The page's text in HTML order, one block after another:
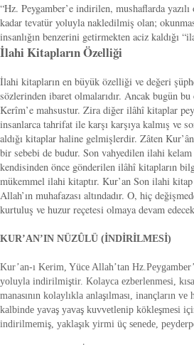
“Hz. Peygamber’e indirilen, mushaflarda
kadar tevatür yoluyla nakledilmiş olan;
insanlığın benzerini getirmekten aciz kaldığı
İlahi Kitapların Özelliği
İlahi kitapların en büyük özelliği ve değeri
sözlerinden ibaret olmalarıdır. Ancak bugün bu
Kerîm’e mahsustur. Zira diğer ilâhî kitaplar
insanlarca tahrifat ile karşı karşıya kalmış ve
aldığı kitaplar haline gelmişlerdir. Zâten
bir sebebi de budur. Son vahyedilen ilahi
kendisinden önce gönderilen ilâhî kitapların
mükemmel ilahi kitaptır. Kur’an Son ilahi
Allah’ın muhafazası altındadır. O, hiç
kurtuluş ve huzur reçetesi olmaya devam
KUR’AN’IN NÜZÛLÜ (İNDİRİLMESİ)
Kur’an-ı Kerim, Yüce Allah’tan
yoluyla indirilmiştir. Kolayca ezberlenmesi, kısa
manasının kolaylıkla anlaşılması, inançların
kalbinde yavaş yavaş kuvvetlenip kökleşmesi
indirilmemiş, yaklaşık yirmi üç senede,